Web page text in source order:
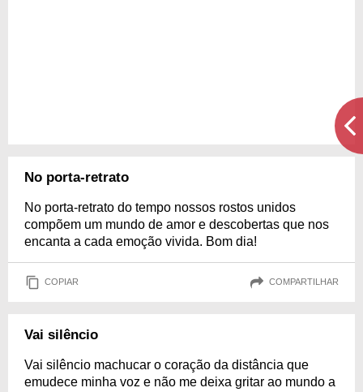
No porta-retrato
No porta-retrato do tempo nossos rostos unidos
compõem um mundo de amor e descobertas que nos
encanta a cada emoção vivida. Bom dia!
COPIAR COMPARTILHAR
Vai silêncio
Vai silêncio machucar o coração da distância que
emudece minha voz e não me deixa gritar ao mundo a